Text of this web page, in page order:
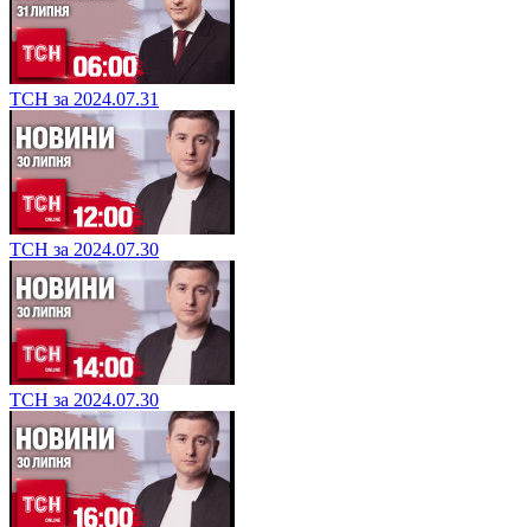
ТСН за 2024.07.31
ТСН за 2024.07.30
ТСН за 2024.07.30